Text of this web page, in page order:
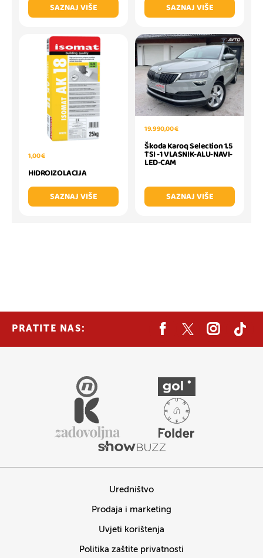
SAZNAJ VIŠE
SAZNAJ VIŠE
1,00 €
HIDROIZOLACIJA
SAZNAJ VIŠE
19.990,00 €
Škoda Karoq Selection 1.5
TSI -1 VLASNIK-ALU-NAVI-
LED-CAM
SAZNAJ VIŠE
PRATITE NAS:
Uredništvo
Prodaja i marketing
Uvjeti korištenja
Politika zaštite privatnosti